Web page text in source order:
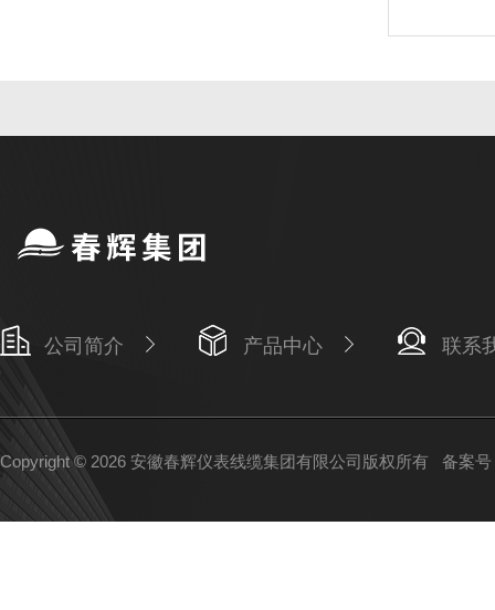
公司简介 产品中心 联系
Copyright © 2026 安徽春辉仪表线缆集团有限公司版权所有 备案号